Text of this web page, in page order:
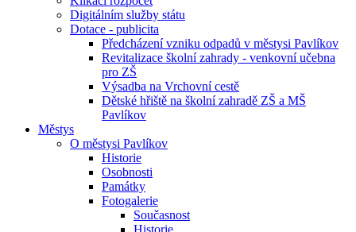
Digitálním služby státu
Dotace - publicita
Předcházení vzniku odpadů v městysi Pavlíkov
Revitalizace školní zahrady - venkovní učebna
pro ZŠ
Výsadba na Vrchovní cestě
Dětské hřiště na školní zahradě ZŠ a MŠ
Pavlíkov
Městys
O městysi Pavlíkov
Historie
Osobnosti
Památky
Fotogalerie
Současnost
Historie